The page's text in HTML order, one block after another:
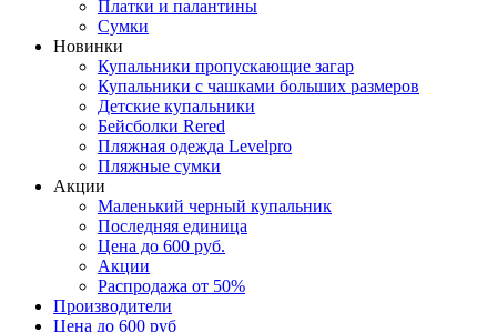
Платки и палантины
Сумки
Новинки
Купальники пропускающие загар
Купальники с чашками больших размеров
Детские купальники
Бейсболки Rered
Пляжная одежда Levelpro
Пляжные сумки
Акции
Маленький черный купальник
Последняя единица
Цена до 600 руб.
Акции
Распродажа от 50%
Производители
Цена до 600 руб